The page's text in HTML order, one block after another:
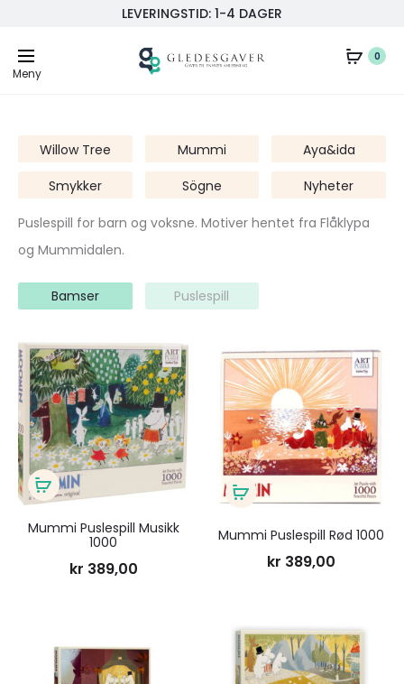
LEVERINGSTID: 1-4 DAGER
Meny
0
Willow Tree
Smykker
Mummi
Sögne
Aya&ida
Nyheter
Puslespill for barn og voksne. Motiver hentet fra Flåklypa
og Mummidalen.
Bamser Puslespill
Legg
til
ønskeliste
Legg
handlekurv
Mummi Puslespill Musikk
1000
kr 389,00
Legg
til
Legg
handlekurv
Mummi Puslespill Rød 1000
kr 389,00